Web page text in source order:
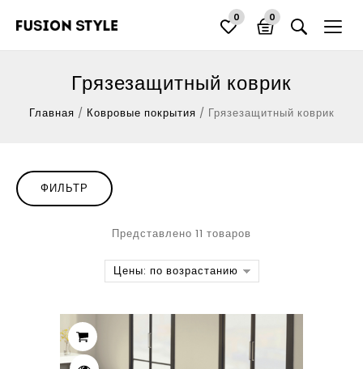
0 0
Грязезащитный коврик
Главная / Ковровые покрытия / Грязезащитный коврик
Представлено 11 товаров
Цены: по возрастанию
ФИЛЬТР